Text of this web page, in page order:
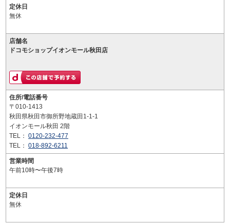
定休日
無休
店舗名
ドコモショップイオンモール秋田店
住所/電話番号
〒010-1413
秋田県秋田市御所野地蔵田1-1-1
イオンモール秋田 2階
TEL： 0120-232-477
TEL： 018-892-6211
営業時間
午前10時〜午後7時
定休日
無休